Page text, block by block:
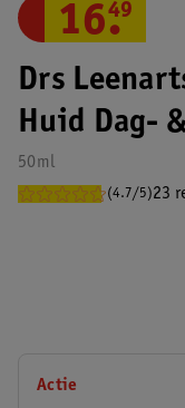
Drs
Huid Dag-
50ml
(4.7/5)23
16.
49
Actie